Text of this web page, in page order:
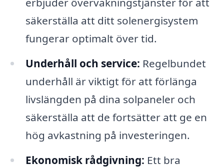
säkerställa att ditt solenergisystem
fungerar optimalt över tid.
Underhåll och service: Regelbundet
underhåll är viktigt för att förlänga
livslängden på dina solpaneler och
säkerställa att de fortsätter att ge en
hög avkastning på investeringen.
Ekonomisk rådgivning: Ett bra